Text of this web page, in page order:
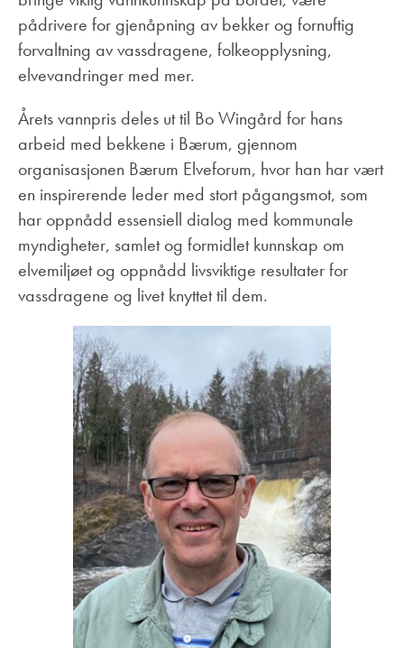
pådrivere for gjenåpning av bekker og fornuftig
forvaltning av vassdragene, folkeopplysning,
elvevandringer med mer.
Årets vannpris deles ut til Bo Wingård for hans
arbeid med bekkene i Bærum, gjennom
organisasjonen Bærum Elveforum, hvor han har vært
en inspirerende leder med stort pågangsmot, som
har oppnådd essensiell dialog med kommunale
myndigheter, samlet og formidlet kunnskap om
elvemiljøet og oppnådd livsviktige resultater for
vassdragene og livet knyttet til dem.